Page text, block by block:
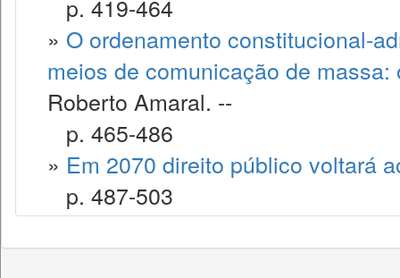
p. 419-464
» O ordenamento constitucional-
meios de comunicação de
Roberto Amaral. --
p. 465-486
» Em 2070 direito público voltará
p. 487-503